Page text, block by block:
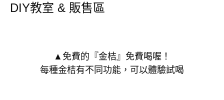
DIY教室 & 販售區
▲免費的『金桔』免費喝喔！
每種金桔有不同功能，可以體驗試喝